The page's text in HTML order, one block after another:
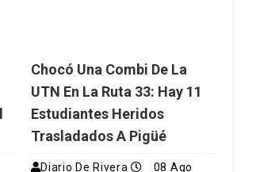
Chocó Una Combi De La
UTN En La Ruta 33: Hay 11
Estudiantes Heridos
Trasladados A Pigüé
Diario De Rivera 08 Ago